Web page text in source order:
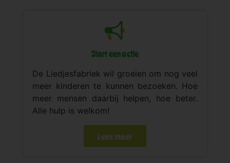
Start een actie
De Liedjesfabriek wil groeien om nog veel
meer kinderen te kunnen bezoeken. Hoe
meer mensen daarbij helpen, hoe beter.
Alle hulp is welkom!
Lees meer